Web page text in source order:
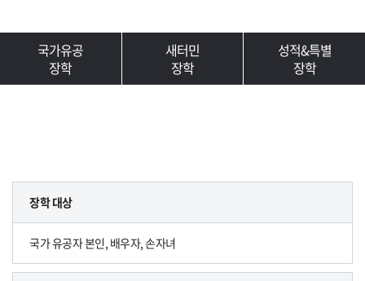
국가유공
장학
새터민
장학
성적&특별
장학
장학 대상
국가 유공자 본인, 배우자, 손자녀